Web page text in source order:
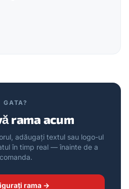
GATA?
rama acum
adăugați textul sau logo-ul
în timp real — înainte de a
comanda.
rama →